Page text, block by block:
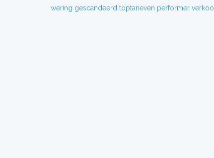
wering gescandeerd toptarieven performer verkool